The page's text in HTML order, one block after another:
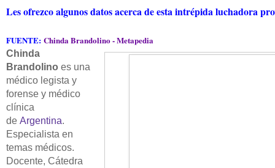
Les ofrezco algunos datos acerca de esta intrépida luchadora
FUENTE: Chinda Brandolino - Metapedia
Chinda
Brandolino es una
médico legista y
forense y médico
clínica
de Argentina.
Especialista en
temas médicos.
Docente, Cátedra